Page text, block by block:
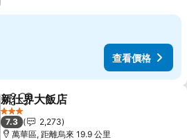
查看價格
分享 加入我的最愛
新仕界大飯店
3 星級
7.3
2,273
萬華區, 距離烏來 19.9 公里